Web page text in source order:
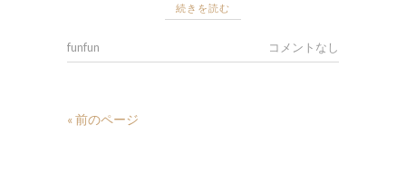
続きを読む
funfun コメントなし
« 前のページ